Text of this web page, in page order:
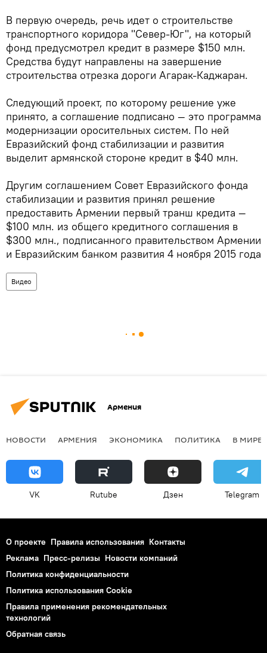
В первую очередь, речь идет о строительстве
транспортного коридора "Север-Юг", на который
фонд предусмотрел кредит в размере $150 млн.
Средства будут направлены на завершение
строительства отрезка дороги Агарак-Каджаран.
Следующий проект, по которому решение уже
принято, а соглашение подписано — это программа
модернизации оросительных систем. По ней
Евразийский фонд стабилизации и развития
выделит армянской стороне кредит в $40 млн.
Другим соглашением Совет Евразийского фонда
стабилизации и развития принял решение
предоставить Армении первый транш кредита —
$100 млн. из общего кредитного соглашения в
$300 млн., подписанного правительством Армении
и Евразийским банком развития 4 ноября 2015 года
Видео
Армения
НОВОСТИ АРМЕНИЯ ЭКОНОМИКА ПОЛИТИКА В МИРЕ
VK Rutube Дзен Telegram
О проекте Правила использования Контакты
Реклама Пресс-релизы Новости компаний
Политика конфиденциальности
Политика использования Cookie
Правила применения рекомендательных
технологий
Обратная связь